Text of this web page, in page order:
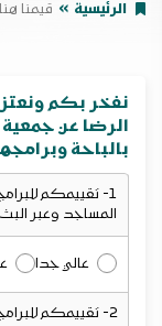
الرئيسية قيمنا هنا
نفخر بكم
الرضا عن جمعية
بالباحة
1- تقييمكم
المساجد وعبر البث
عالي جدا
2- تقييمكم للبرامج المقدمة للجاليات وتنوعها ومناسبتها :